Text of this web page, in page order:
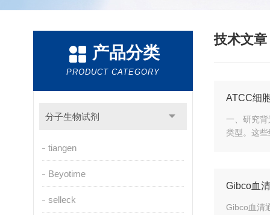
产品分类
PRODUCT CATEGORY
分子生物试剂
tiangen
Beyotime
selleck
技术文章
ATCC细
一、研究
类型。这
Gibco血
Gibco血清